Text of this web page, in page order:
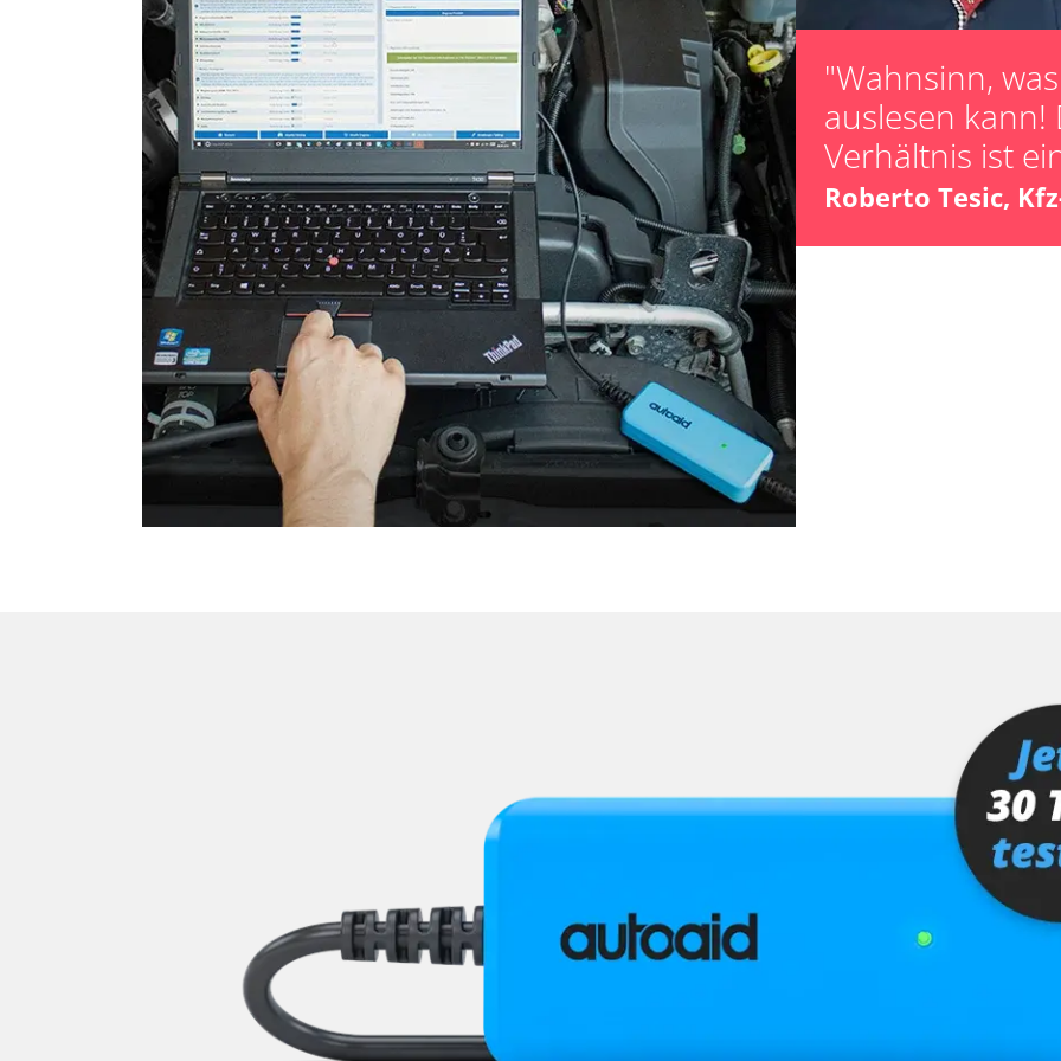
Heckklappe
Informationsanzeige
Informationselektronik
Innenraumüberwachung
Klimaanlage
Klimaanlage hinten
Kombiinstrument
Lenkradelektronik
Leuchtweitenregulierung (LWR)
Medienplayer 2
Motorsteuerung (EMS)
Motorsteuerung 2 (EMS)
Motorsteuerung 3 (EMS)
Navigationssystem
Niveauregulierung
Radio
Spurwechselassistent
Stand-/Zusatzheizung
Start Authentifikation
Telefon-/Notruf-System
Lamdasonde
Parkbremse in
Reifendruck
Turbolader
unbekannte
"Wahnsinn,
auslesen kann!
Verhältnis ist
Roberto Tesic,